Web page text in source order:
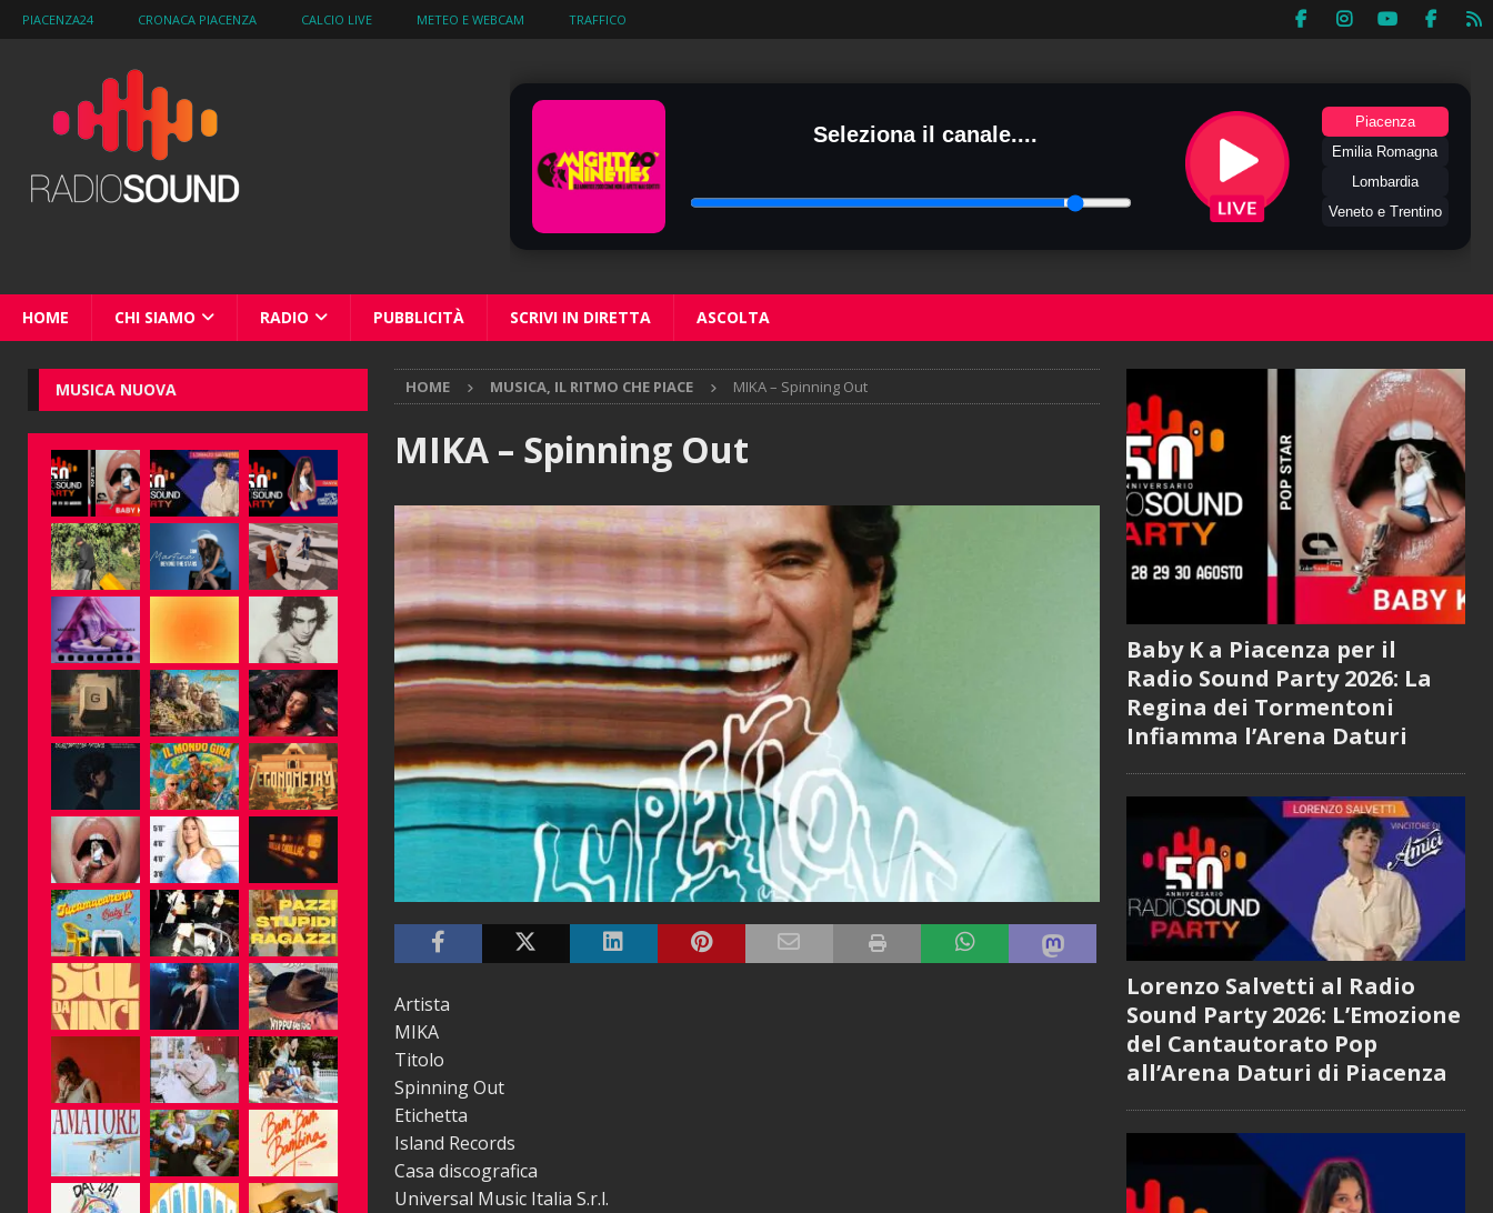
PIACENZA24 CRONACA PIACENZA CALCIO LIVE METEO E WEBCAM TRAFFICO
Seleziona il canale....
Piacenza
Emilia Romagna
Lombardia
Veneto e Trentino
HOME CHI SIAMO RADIO PUBBLICITÀ SCRIVI IN DIRETTA ASCOLTA
HOME MUSICA, IL RITMO CHE PIACE MIKA – Spinning Out
MIKA – Spinning Out
Artista
MIKA
Titolo
Spinning Out
Etichetta
Island Records
Casa discografica
Universal Music Italia S.r.l.
MUSICA NUOVA
Baby K a Piacenza per il
Radio Sound Party 2026: La
Regina dei Tormentoni
Infiamma l’Arena Daturi
Lorenzo Salvetti al Radio
Sound Party 2026: L’Emozione
del Cantautorato Pop
all’Arena Daturi di Piacenza